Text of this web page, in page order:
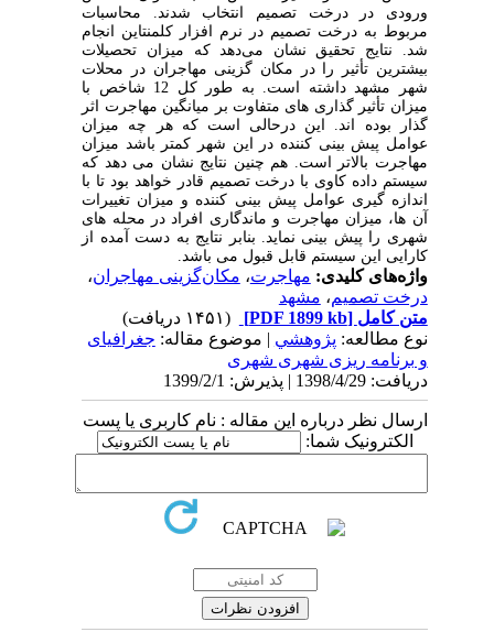
ورودی در درخت تصمیم انتخاب شدند. محاسبات
مربوط به درخت تصمیم در نرم افزار کلمنتاین انجام
شد. نتایج تحقیق نشان می‌دهد که میزان تحصیلات
بیشترین تأثیر را در مکان گزینی مهاجران در محلات
شهر مشهد داشته است. به طور کل 12 شاخص با
میزان تأثیر گذاری های متفاوت بر میانگین مهاجرت اثر
گذار بوده اند. این درحالی است که هر چه میزان
عوامل پیش بینی کننده در این شهر کمتر باشد میزان
مهاجرت بالاتر است. هم چنین نتایج نشان می دهد که
سیستم داده کاوی با درخت تصمیم قادر خواهد بود تا با
اندازه گیری عوامل پیش بینی کننده و میزان تغییرات
آن ها، میزان مهاجرت و ماندگاری افراد در محله های
شهری را پیش بینی نماید. بنابر نتایج به دست آمده از
کارایی این سیستم قابل قبول می باشد.
واژه‌های کلیدی: مهاجرت، مکان‌گزینی مهاجران،
درخت تصمیم، ‌مشهد
متن کامل [PDF 1899 kb]
(۱۴۵۱ دریافت)
نوع مطالعه: پژوهشي | موضوع مقاله: جغرافیای
و برنامه ریزی شهری شهری
دریافت: 1398/4/29 | پذیرش: 1399/2/1
ارسال نظر درباره این مقاله : نام کاربری یا پست
الکترونیک شما: